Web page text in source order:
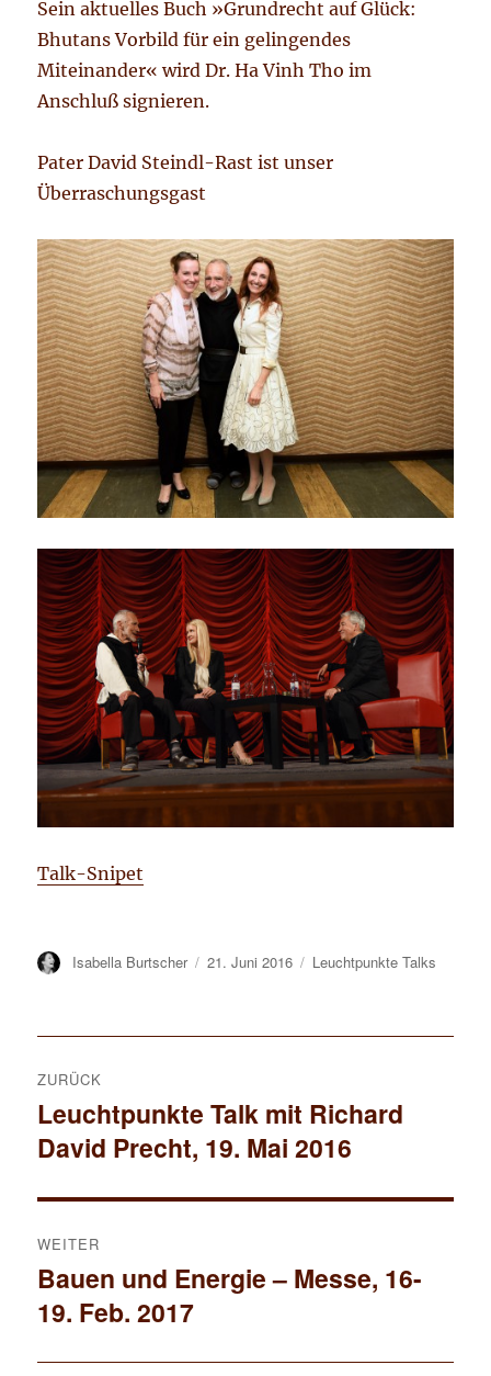
Sein aktuelles Buch »Grundrecht auf Glück:
Bhutans Vorbild für ein gelingendes
Miteinander« wird Dr. Ha Vinh Tho im
Anschluß signieren.
Pater David Steindl-Rast ist unser
Überraschungsgast
Talk-Snipet
Autor
Isabella Burtscher
Veröffentlicht
21. Juni 2016 Kategorien
Leuchtpunkte Talks
Navigation
ZURÜCK
Vorheriger
Beitrag:
Leuchtpunkte Talk mit Richard
David Precht, 19. Mai 2016
WEITER
Nächster
Beitrag:
Bauen und Energie – Messe, 16-
19. Feb. 2017